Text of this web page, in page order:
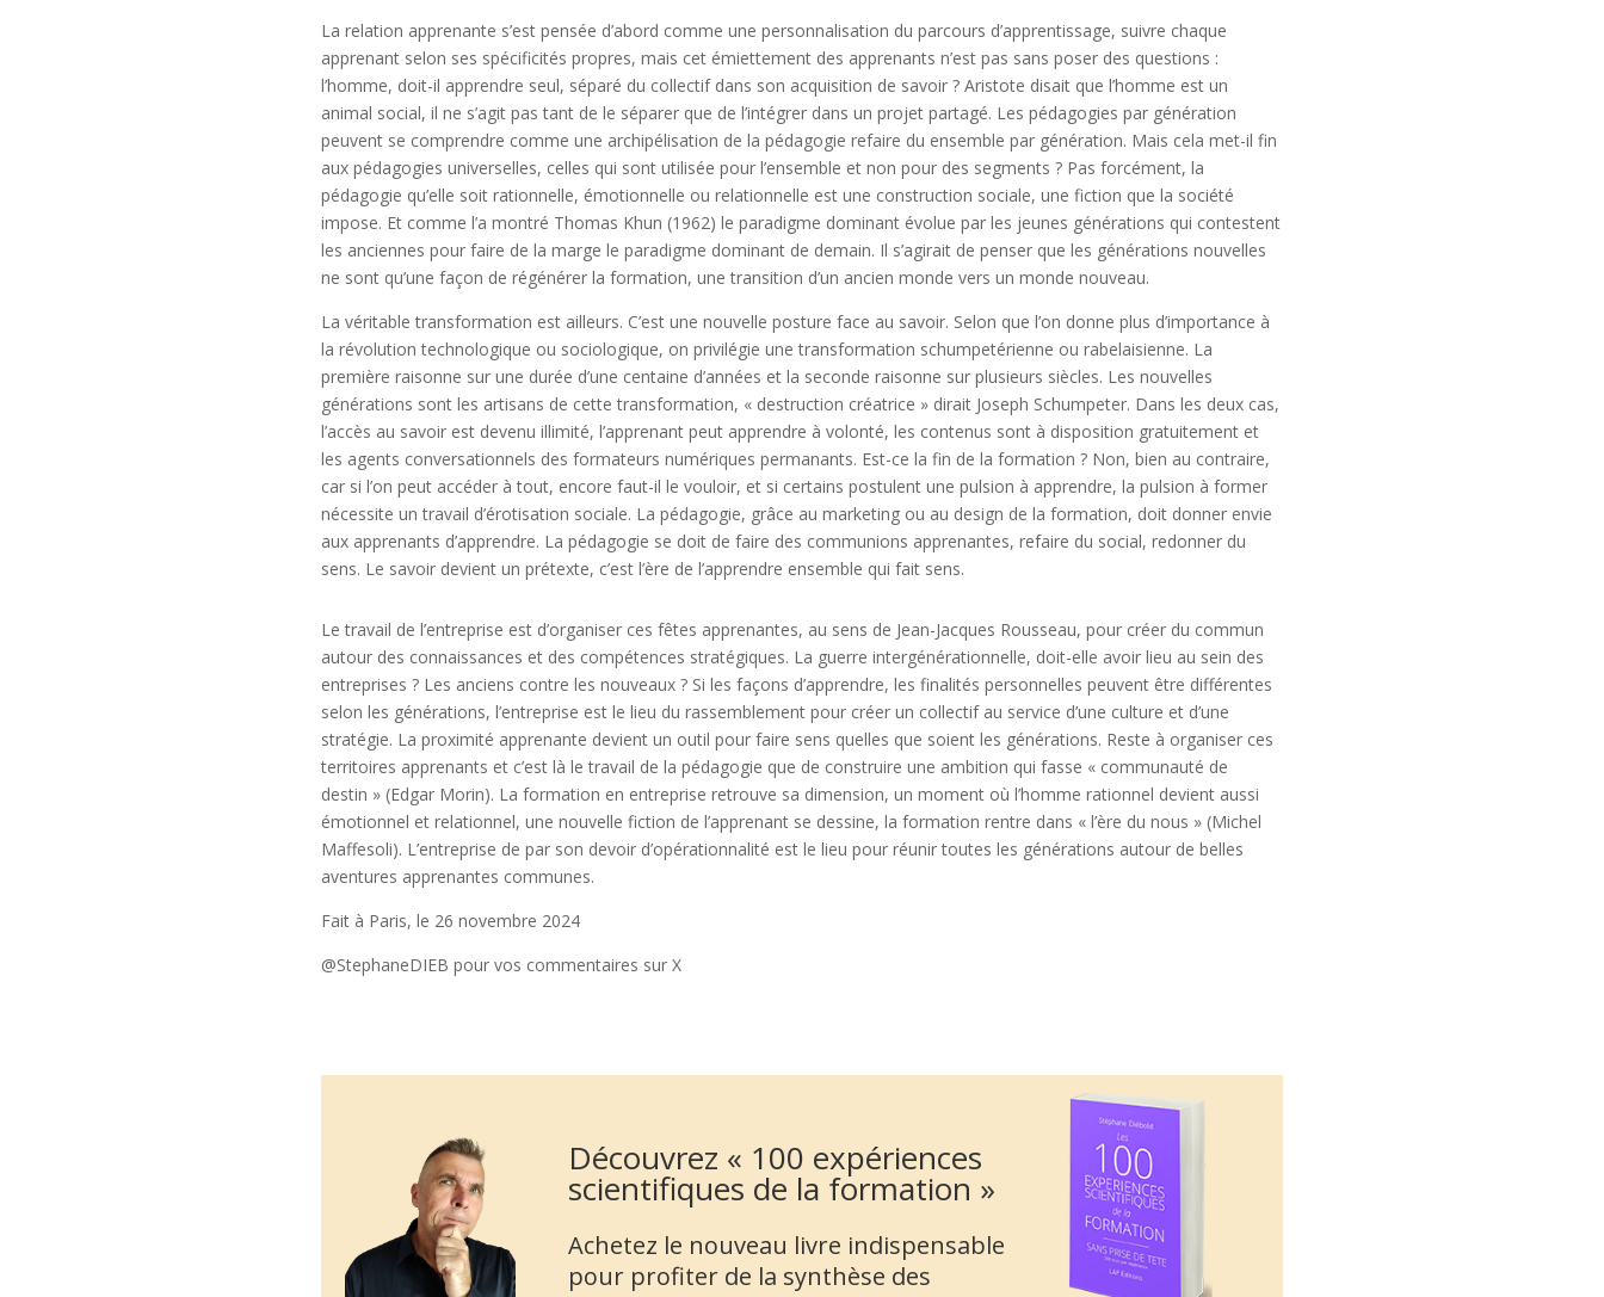
La relation apprenante s’est pensée d’abord comme une personnalisation du parcours d’apprentissage, suivre chaque
apprenant selon ses spécificités propres, mais cet émiettement des apprenants n’est pas sans poser des questions :
l’homme, doit-il apprendre seul, séparé du collectif dans son acquisition de savoir ? Aristote disait que l’homme est un
animal social, il ne s’agit pas tant de le séparer que de l’intégrer dans un projet partagé. Les pédagogies par génération
peuvent se comprendre comme une archipélisation de la pédagogie refaire du ensemble par génération. Mais cela met-il fin
aux pédagogies universelles, celles qui sont utilisée pour l’ensemble et non pour des segments ? Pas forcément, la
pédagogie qu’elle soit rationnelle, émotionnelle ou relationnelle est une construction sociale, une fiction que la société
impose. Et comme l’a montré Thomas Khun (1962) le paradigme dominant évolue par les jeunes générations qui contestent
les anciennes pour faire de la marge le paradigme dominant de demain. Il s’agirait de penser que les générations nouvelles
ne sont qu’une façon de régénérer la formation, une transition d’un ancien monde vers un monde nouveau.
La véritable transformation est ailleurs. C’est une nouvelle posture face au savoir. Selon que l’on donne plus d’importance à
la révolution technologique ou sociologique, on privilégie une transformation schumpetérienne ou rabelaisienne. La
première raisonne sur une durée d’une centaine d’années et la seconde raisonne sur plusieurs siècles. Les nouvelles
générations sont les artisans de cette transformation, « destruction créatrice » dirait Joseph Schumpeter. Dans les deux cas,
l’accès au savoir est devenu illimité, l’apprenant peut apprendre à volonté, les contenus sont à disposition gratuitement et
les agents conversationnels des formateurs numériques permanants. Est-ce la fin de la formation ? Non, bien au contraire,
car si l’on peut accéder à tout, encore faut-il le vouloir, et si certains postulent une pulsion à apprendre, la pulsion à former
nécessite un travail d’érotisation sociale. La pédagogie, grâce au marketing ou au design de la formation, doit donner envie
aux apprenants d’apprendre. La pédagogie se doit de faire des communions apprenantes, refaire du social, redonner du
sens. Le savoir devient un prétexte, c’est l’ère de l’apprendre ensemble qui fait sens.
Le travail de l’entreprise est d’organiser ces fêtes apprenantes, au sens de Jean-Jacques Rousseau, pour créer du commun
autour des connaissances et des compétences stratégiques. La guerre intergénérationnelle, doit-elle avoir lieu au sein des
entreprises ? Les anciens contre les nouveaux ? Si les façons d’apprendre, les finalités personnelles peuvent être différentes
selon les générations, l’entreprise est le lieu du rassemblement pour créer un collectif au service d’une culture et d’une
stratégie. La proximité apprenante devient un outil pour faire sens quelles que soient les générations. Reste à organiser ces
territoires apprenants et c’est là le travail de la pédagogie que de construire une ambition qui fasse « communauté de
destin » (Edgar Morin). La formation en entreprise retrouve sa dimension, un moment où l’homme rationnel devient aussi
émotionnel et relationnel, une nouvelle fiction de l’apprenant se dessine, la formation rentre dans « l’ère du nous » (Michel
Maffesoli). L’entreprise de par son devoir d’opérationnalité est le lieu pour réunir toutes les générations autour de belles
aventures apprenantes communes.
Fait à Paris, le 26 novembre 2024
@StephaneDIEB pour vos commentaires sur X
Découvrez « 100 expériences
scientifiques de la formation »
Achetez le nouveau livre indispensable
pour profiter de la synthèse des